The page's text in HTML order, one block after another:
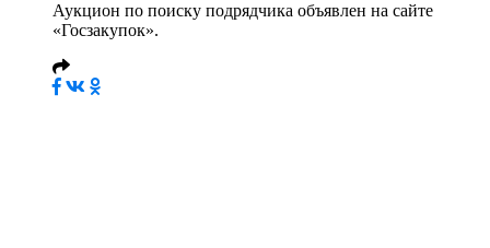
Аукцион по поиску подрядчика объявлен на сайте
«Госзакупок».